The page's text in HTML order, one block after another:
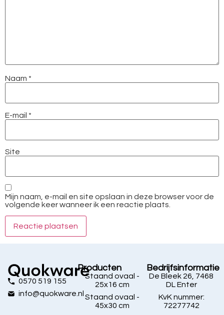
Naam *
E-mail *
Site
Mijn naam, e-mail en site opslaan in deze browser voor de
volgende keer wanneer ik een reactie plaats.
0570 519 155
info@quokware.nl
Producten
Staand ovaal -
25x16 cm
Staand ovaal -
45x30 cm
Bedrijfsinformatie
De Bleek 26, 7468
DL Enter
KvK nummer:
72277742